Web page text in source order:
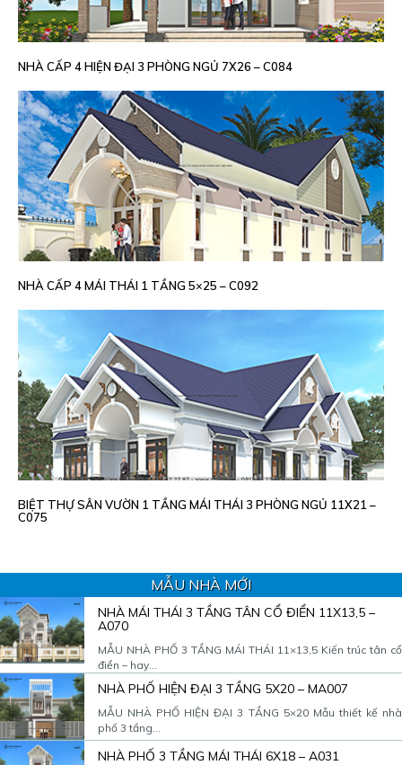
NHÀ CẤP 4 HIỆN ĐẠI 3 PHÒNG NGỦ 7X26 – C084
NHÀ CẤP 4 MÁI THÁI 1 TẦNG 5×25 – C092
BIỆT THỰ SÂN VƯỜN 1 TẦNG MÁI THÁI 3 PHÒNG NGỦ 11X21 –
C075
MẪU NHÀ MỚI
NHÀ MÁI THÁI 3 TẦNG TÂN CỔ ĐIỂN 11X13,5 –
A070
MẪU NHÀ PHỐ 3 TẦNG MÁI THÁI 11×13,5 Kiến trúc tân cổ
điển – hay...
NHÀ PHỐ HIỆN ĐẠI 3 TẦNG 5X20 – MA007
MẪU NHÀ PHỐ HIỆN ĐẠI 3 TẦNG 5×20 Mẫu thiết kế nhà
phố 3 tầng...
NHÀ PHỐ 3 TẦNG MÁI THÁI 6X18 – A031